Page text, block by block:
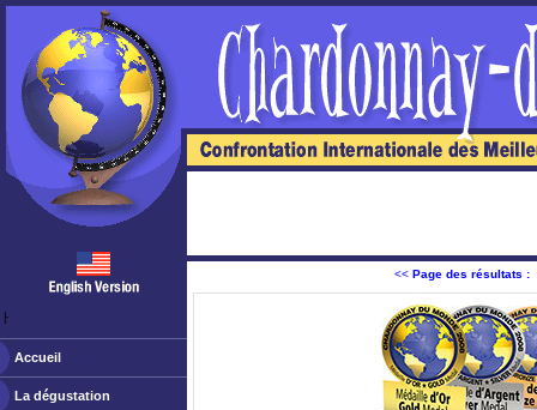
ￂﾠ
Accueil
La dégustation
<< Page des résultats :